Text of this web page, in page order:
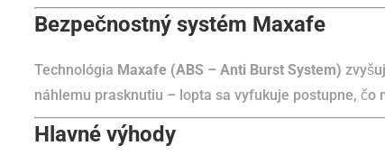
Bezpečnostný systém Maxafe
Technológia Maxafe (ABS – Anti Burst System)
náhlemu prasknutiu – lopta sa vyfukuje postupne, čo
Hlavné výhody